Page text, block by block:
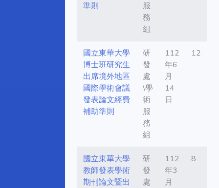
準則
服
務
組
國立東華大學
博士班研究生
出席境外地區
國際學術會議
發表論文經費
補助準則
研
發
處
\學
術
服
務
組
112
年6
月
14
日
12
國立東華大學
教師發表學術
期刊論文暨出
研
發
處
112
年3
月
8